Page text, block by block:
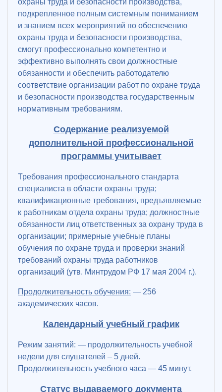
охраны труда и безопасности производства,
подкрепленное полным системным пониманием
и знанием всех мероприятий по обеспечению
охраны труда и безопасности производства,
смогут профессионально компетентно и
эффективно выполнять свои должностные
обязанности и обеспечить работодателю
соответствие организации работ по охране труда
и безопасности производства государственным
нормативным требованиям.
Содержание реализуемой
дополнительной профессиональной
программы учитывает
Требования профессионального стандарта
специалиста в области охраны труда;
квалификационные требования, предъявляемые
к работникам отдела охраны труда; должностные
обязанности лиц ответственных за охрану труда в
организации; примерные учебные планы
обучения по охране труда и проверки знаний
требований охраны труда работников
организаций (утв. Минтрудом РФ 17 мая 2004 г.).
Продолжительность обучения: — 256
академических часов.
Календарный учебный график
Режим занятий: — продолжительность учебной
недели для слушателей – 5 дней.
Продолжительность учебного часа — 45 минут.
Статус выдаваемого документа